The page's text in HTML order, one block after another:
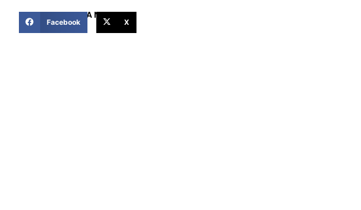
COMPARTIR ESTA NOTICIA
Facebook X